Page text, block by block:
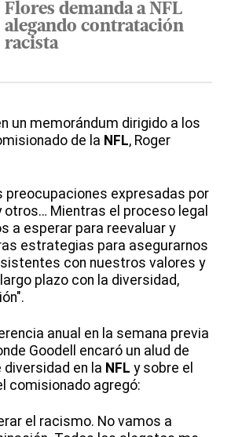
Flores demanda a NFL
alegando contratación
racista
un memorándum dirigido a los
de la NFL, Roger
preocupaciones expresadas por
otros… Mientras el proceso legal
a esperar para reevaluar y
estrategias para asegurarnos
con nuestros valores y
plazo con la diversidad,
anual en la semana previa
Goodell encaró un alud de
en la NFL y sobre el
comisionado agregó:
el racismo. No vamos a